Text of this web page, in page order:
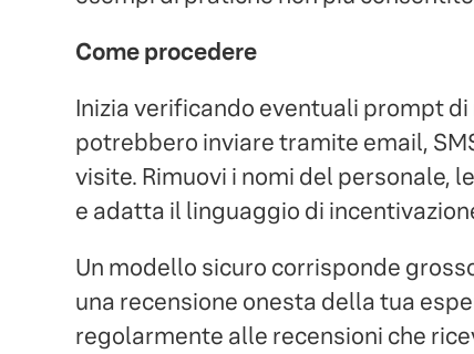
Come procedere
Inizia verificando eventuali prompt
potrebbero inviare tramite email,
visite. Rimuovi i nomi del personale,
e adatta il linguaggio di
Un modello sicuro corrisponde
una recensione onesta della tua
regolarmente alle recensioni che